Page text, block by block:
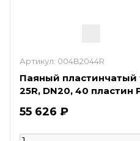
Артикул: 004B2044R
Паяный пластинчатый
25R, DN20, 40
55 626 ₽